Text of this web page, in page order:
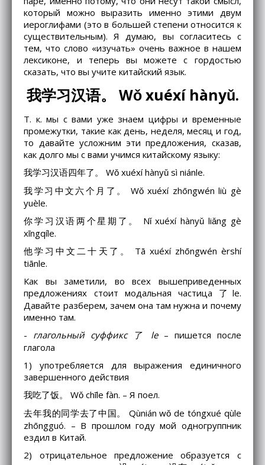
который можно выразить именно этими двум
иероглифами (это в большей степени относится к
существительным). Я думаю, вы согласитесь с
тем, что слово «изучать» очень важное в нашем
лексиконе, и теперь вы можете с гордостью
сказать, что вы учите китайский язык.
我学习汉语。 Wǒ xuéxí hànyǔ.
Т. к. мы с вами уже знаем цифры и временные
промежутки, такие как день, неделя, месяц и год,
то давайте усложним эти предложения, сказав,
как долго мы с вами учимся китайскому языку:
我学习汉语四年了。 Wǒ xuéxí hànyǔ sì niánle.
我学习中文六个月了。 Wǒ xuéxí zhōngwén liù gè
yuèle.
你学习汉语两个星期了。 Nǐ xuéxí hànyǔ liǎng gè
xīngqíle.
他学习中文二十天了。 Tā xuéxí zhōngwén èrshí
tiānle.
Как вы заметили, во всех вышеприведенных
предложениях стоит модальная частица 了le.
Давайте разберем, зачем она там нужна и почему
именно там.
- глагольный суффикс 了 le – пишется после
глагола
1) употребляется для выражения единичного
завершенного действия
我吃了饭。 Wǒ chīle fàn. – Я поел.
去年我的同学去了中国。 Qùnián wǒ de tóngxué qùle
zhōngguó. – В прошлом году мой одногруппник
ездил в Китай.
2) отрицательное предложение образуется с